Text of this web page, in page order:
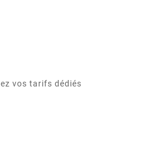
vos tarifs dédiés